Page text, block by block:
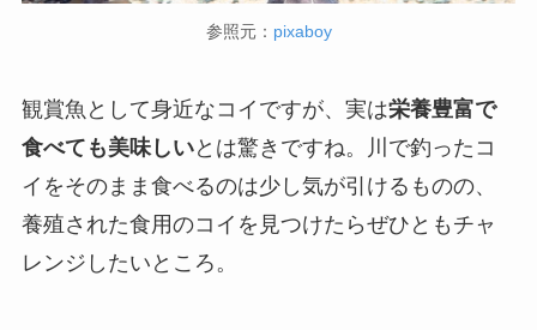
参照元： pixaboy
観賞魚として身近なコイですが、実は栄養豊富で
食べても美味しいとは驚きですね。川で釣ったコ
イをそのまま食べるのは少し気が引けるものの、
養殖された食用のコイを見つけたらぜひともチャ
レンジしたいところ。